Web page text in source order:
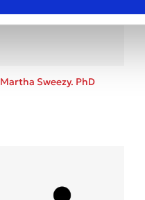
Martha Sweezy. PhD